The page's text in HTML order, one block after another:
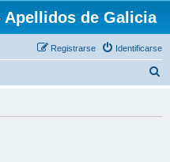
Apellidos de Galicia
Identificarse
Registrarse